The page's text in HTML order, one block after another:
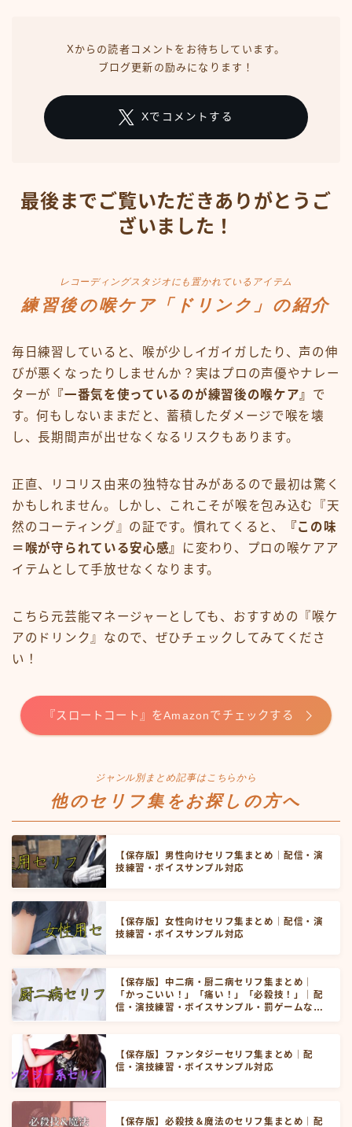
Xからの読者コメントをお待ちしています。
ブログ更新の励みになります！
Xでコメントする
最後までご覧いただきありがとうご
ざいました！
レコーディングスタジオにも置かれているアイテム
練習後の喉ケア「ドリンク」の紹介
毎日練習していると、喉が少しイガイガしたり、声の伸
びが悪くなったりしませんか？実はプロの声優やナレー
ターが
『一番気を使っているのが練習後の喉ケア』 で
す。何もしないままだと、蓄積したダメージで喉を壊
し、長期間声が出せなくなるリスクもあります。
正直、リコリス由来の独特な甘みがあるので最初は驚く
かもしれません。しかし、これこそが喉を包み込む『天
然のコーティング』の証です。慣れてくると、
『この味
＝喉が守られている安心感』
に変わり、プロの喉ケアア
イテムとして手放せなくなります。
こちら元芸能マネージャーとしても、おすすめの『喉ケ
アのドリンク』なので、ぜひチェックしてみてくださ
い！
『スロートコート』をAmazonでチェックする
ジャンル別まとめ記事はこちらから
他のセリフ集をお探しの方へ
【保存版】男性向けセリフ集まとめ｜配信・演
技練習・ボイスサンプル対応
【保存版】女性向けセリフ集まとめ｜配信・演
技練習・ボイスサンプル対応
【保存版】中二病・厨二病セリフ集まとめ｜
「かっこいい！」「痛い！」「必殺技！」｜配
信・演技練習・ボイスサンプル・罰ゲームなど
【保存版】ファンタジーセリフ集まとめ｜配
信・演技練習・ボイスサンプル対応
【保存版】必殺技＆魔法のセリフ集まとめ｜配